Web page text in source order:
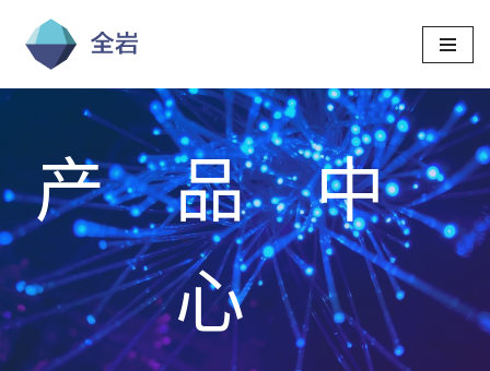
跳
至
产品中
心